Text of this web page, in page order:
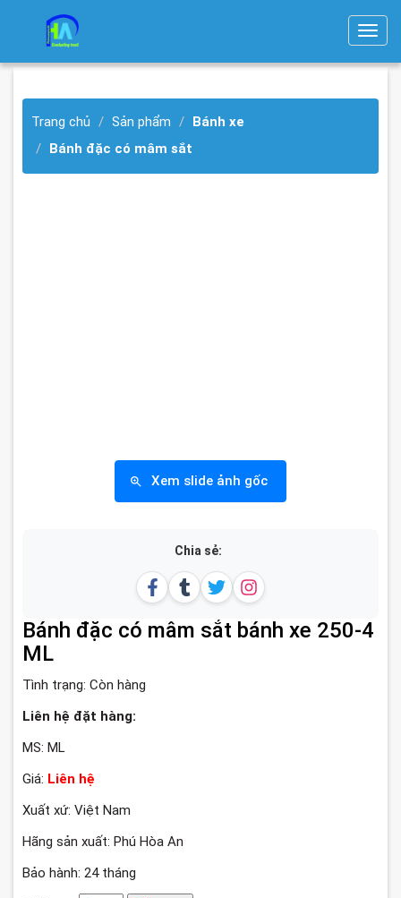
T
g
Trang chủ Sản phẩm
Bánh xe
Bánh đặc có mâm sắt
Xem slide ảnh gốc
Chia sẻ:
Bánh đặc có mâm sắt bánh xe 250-4
ML
Tình trạng: Còn hàng
Liên hệ đặt hàng:
MS: ML
Giá: Liên hệ
Xuất xứ: Việt Nam
Hãng sản xuất: Phú Hòa An
Bảo hành: 24 tháng